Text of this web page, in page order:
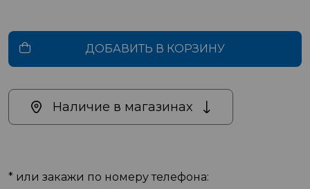
ДОБАВИТЬ В КОРЗИНУ
Наличие в магазинах
* или закажи по номеру телефона: